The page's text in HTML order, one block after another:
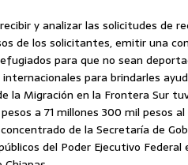
y analizar las solicitudes de
de los solicitantes, emitir una
para que no sean
para brindarles
la Migración en la Frontera Sur
a 71 millones 300 mil pesos
de la Secretaría de
del Poder Ejecutivo